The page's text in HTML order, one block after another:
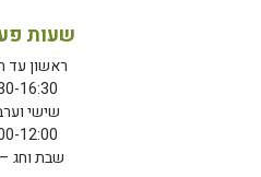
שעות
ראשון עד
16:30
שישי
12:00
שבת וחג